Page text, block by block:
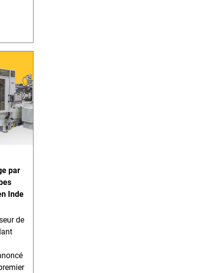
par
Inde
de